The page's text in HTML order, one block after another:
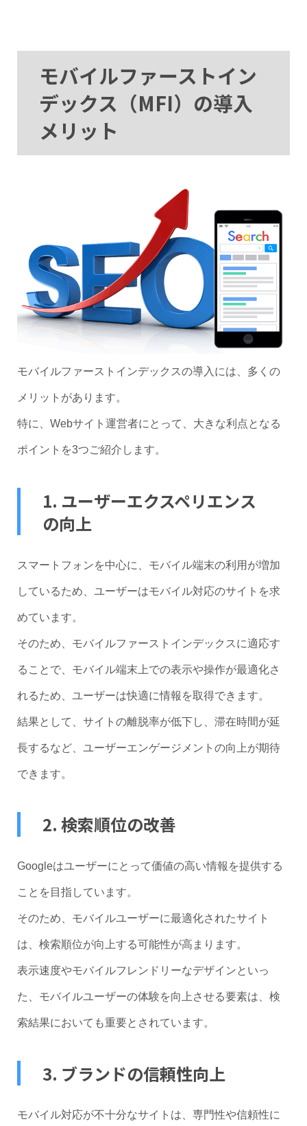
モバイルファーストイン
デックス（MFI）の導入
メリット
モバイルファーストインデックスの導入には、多くの
メリットがあります。
特に、Webサイト運営者にとって、大きな利点となる
ポイントを3つご紹介します。
1. ユーザーエクスペリエンス
の向上
スマートフォンを中心に、モバイル端末の利用が増加
しているため、ユーザーはモバイル対応のサイトを求
めています。
そのため、モバイルファーストインデックスに適応す
ることで、モバイル端末上での表示や操作が最適化さ
れるため、ユーザーは快適に情報を取得できます。
結果として、サイトの離脱率が低下し、滞在時間が延
長するなど、ユーザーエンゲージメントの向上が期待
できます。
2. 検索順位の改善
Googleはユーザーにとって価値の高い情報を提供する
ことを目指しています。
そのため、モバイルユーザーに最適化されたサイト
は、検索順位が向上する可能性が高まります。
表示速度やモバイルフレンドリーなデザインといっ
た、モバイルユーザーの体験を向上させる要素は、検
索結果においても重要とされています。
3. ブランドの信頼性向上
モバイル対応が不十分なサイトは、専門性や信頼性に